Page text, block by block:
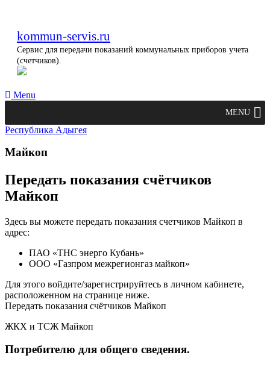
kommun-servis.ru
Сервис для передачи показаний коммунальных приборов учета
(счетчиков).
Menu
MENU
Республика Адыгея
Майкоп
Передать показания счётчиков
Майкоп
Здесь вы можете передать показания счетчиков Майкоп в
адрес:
ПАО «ТНС энерго Кубань»
ООО «Газпром межрегионгаз майкоп»
Для этого войдите/зарегистрируйтесь в личном кабинете,
расположенном на странице ниже.
Передать показания счётчиков Майкоп
ЖКХ и ТСЖ Майкоп
Потребителю для общего сведения.